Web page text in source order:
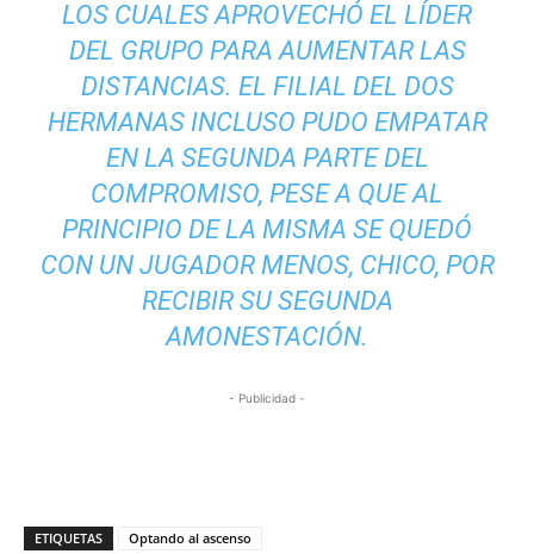
LOS CUALES APROVECHÓ EL LÍDER
DEL GRUPO PARA AUMENTAR LAS
DISTANCIAS. EL FILIAL DEL DOS
HERMANAS INCLUSO PUDO EMPATAR
EN LA SEGUNDA PARTE DEL
COMPROMISO, PESE A QUE AL
PRINCIPIO DE LA MISMA SE QUEDÓ
CON UN JUGADOR MENOS, CHICO, POR
RECIBIR SU SEGUNDA
AMONESTACIÓN.
- Publicidad -
ETIQUETAS Optando al ascenso